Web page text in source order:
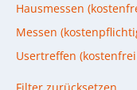
Hausmessen
Messen
Usertreffen